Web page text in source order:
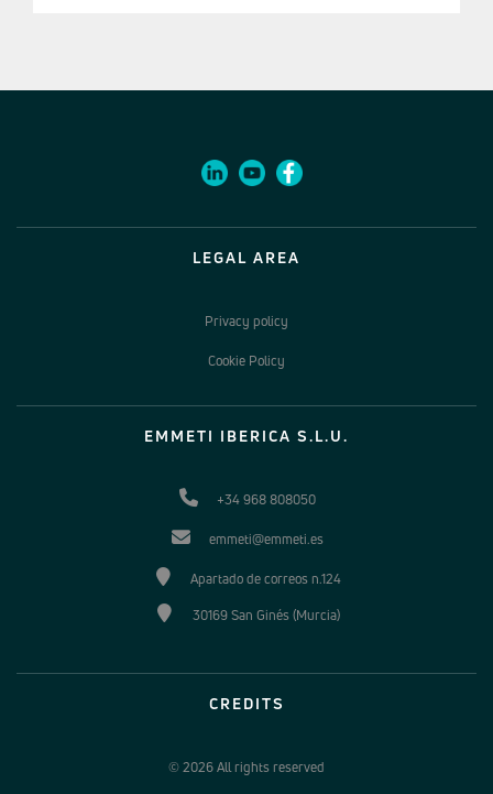
LEGAL AREA
Privacy policy
Cookie Policy
EMMETI IBERICA S.L.U.
+34 968 808050
emmeti@emmeti.es
Apartado de correos n.124
30169 San Ginés (Murcia)
CREDITS
© 2026 All rights reserved